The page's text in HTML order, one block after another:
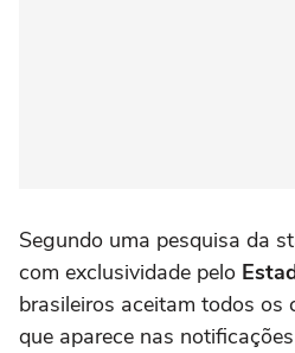
Segundo uma pesquisa da
com exclusividade pelo
brasileiros aceitam todos os
que aparece nas